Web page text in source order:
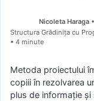
Nicoleta Haraga
Structura Grădinița cu
• 4 minute
Metoda proiectului
copiii în rezolvarea
plus de informație